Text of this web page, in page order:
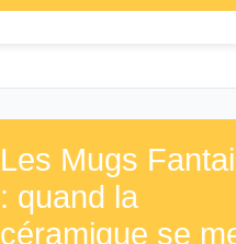
Les Mugs
: quand la
céramique se